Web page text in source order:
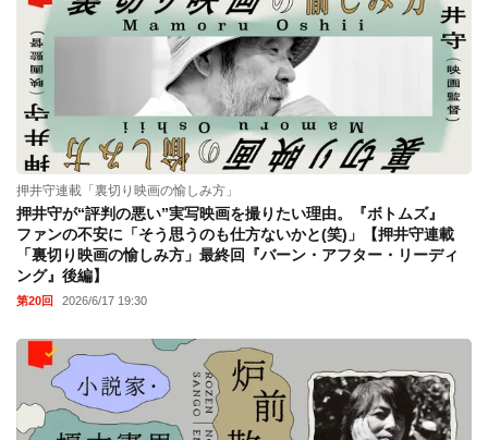
押井守連載「裏切り映画の愉しみ方」
押井守が“評判の悪い”実写映画を撮りたい理由。『ボトムズ』
ファンの不安に「そう思うのも仕方ないかと(笑)」【押井守連載
「裏切り映画の愉しみ方」最終回『バーン・アフター・リーディ
ング』後編】
第20回 2026/6/17 19:30